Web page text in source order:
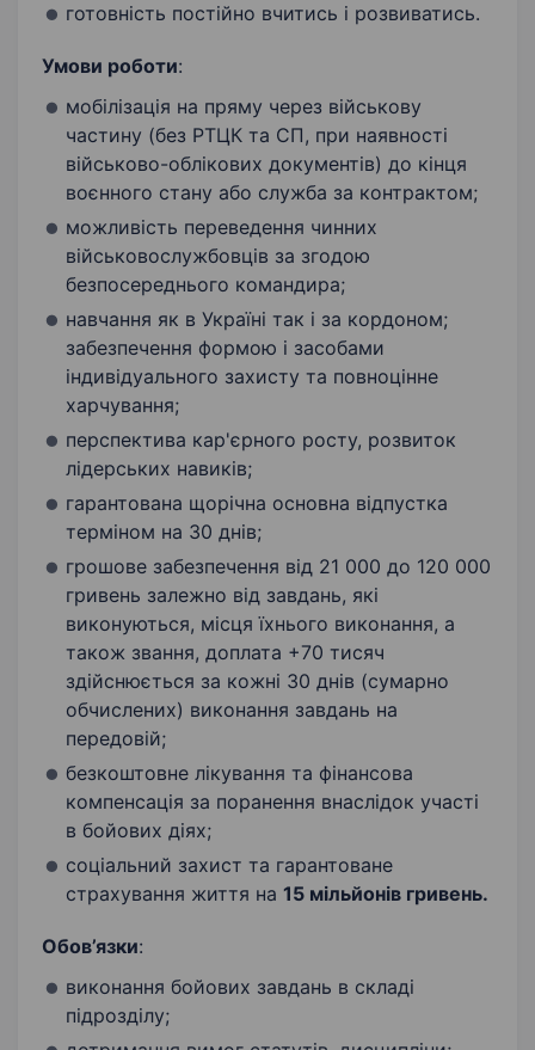
готовність постійно вчитись і розвиватись.
Умови роботи:
мобілізація на пряму через військову
частину (без РТЦК та СП, при наявності
військово-облікових документів) до кінця
воєнного стану або служба за контрактом;
можливість переведення чинних
військовослужбовців за згодою
безпосереднього командира;
навчання як в Україні так і за кордоном;
забезпечення формою і засобами
індивідуального захисту та повноцінне
харчування;
перспектива кар'єрного росту, розвиток
лідерських навиків;
гарантована щорічна основна відпустка
терміном на 30 днів;
грошове забезпечення від 21 000 до 120 000
гривень залежно від завдань, які
виконуються, місця їхнього виконання, а
також звання, доплата +70 тисяч
здійснюється за кожні 30 днів (сумарно
обчислених) виконання завдань на
передовій;
безкоштовне лікування та фінансова
компенсація за поранення внаслідок участі
в бойових діях;
соціальний захист та гарантоване
страхування життя на 15 мільйонів гривень.
Обов’язки:
виконання бойових завдань в складі
підрозділу;